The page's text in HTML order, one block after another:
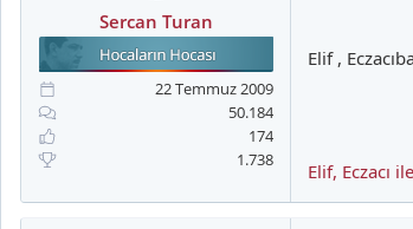
Sercan Turan
22 Temmuz 2009
50.184
174
1.738
Elif ,
Elif, Eczacı